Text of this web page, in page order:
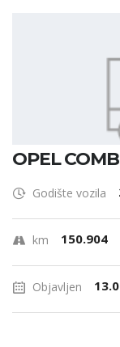
OPEL
Godište vozila
km 150.904
Objavljen